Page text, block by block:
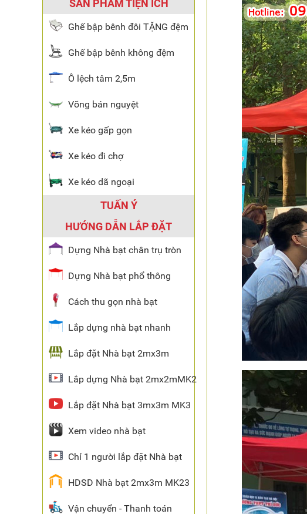
SẢN PHẨM TIỆN ÍCH
Ghế bập bênh đôi TẶNG đệm
Ghế bập bênh không đệm
Ô lệch tâm 2,5m
Võng bán nguyệt
Xe kéo gấp gọn
Xe kéo đi chợ
Xe kéo dã ngoại
TUẤN Ý
HƯỚNG DẪN LẮP ĐẶT
Dựng Nhà bạt chân trụ tròn
Dựng Nhà bạt phổ thông
Cách thu gọn nhà bạt
Lắp dựng nhà bạt nhanh
Lắp đặt Nhà bạt 2mx3m
Lắp dựng Nhà bạt 2mx2mMK2
Lắp đặt Nhà bạt 3mx3m MK3
Xem video nhà bạt
Chỉ 1 người lắp đặt Nhà bạt
HDSD Nhà bạt 2mx3m MK23
Vận chuyển - Thanh toán